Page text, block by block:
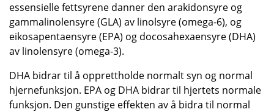
essensielle fettsyrene danner den arakidonsyre og
gammalinolensyre (GLA) av linolsyre (omega-6), og
eikosapentaensyre (EPA) og docosahexaensyre (DHA)
av linolensyre (omega-3).
DHA bidrar til å opprettholde normalt syn og normal
hjernefunksjon. EPA og DHA bidrar til hjertets normale
funksjon. Den gunstige effekten av å bidra til normal